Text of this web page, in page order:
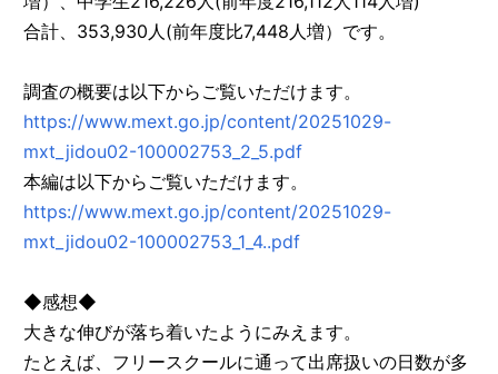
合計、353,930人(前年度比7,448人増）です。
調査の概要は以下からご覧いただけます。
https://www.mext.go.jp/content/20251029-
mxt_jidou02-100002753_2_5.pdf
本編は以下からご覧いただけます。
https://www.mext.go.jp/content/20251029-
mxt_jidou02-100002753_1_4..pdf
◆感想◆
大きな伸びが落ち着いたようにみえます。
たとえば、フリースクールに通って出席扱いの日数が多